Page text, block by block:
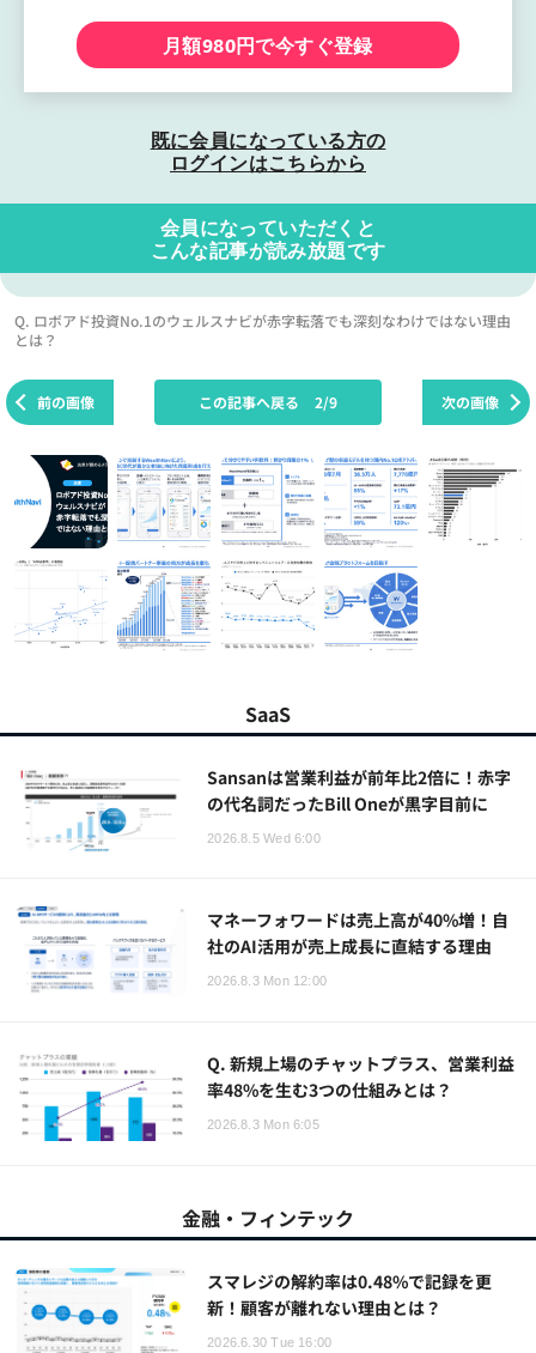
月額980円で今すぐ登録
既に会員になっている方の
ログインはこちらから
会員になっていただくと
こんな記事が読み放題です
Q. ロボアド投資No.1のウェルスナビが赤字転落でも深刻なわけではない理由
とは？
前の画像 次の画像
この記事へ戻る 2/9
SaaS
Sansanは営業利益が前年比2倍に！赤字
の代名詞だったBill Oneが黒字目前に
2026.8.5 Wed 6:00
マネーフォワードは売上高が40%増！自
社のAI活用が売上成長に直結する理由
2026.8.3 Mon 12:00
Q. 新規上場のチャットプラス、営業利益
率48%を生む3つの仕組みとは？
2026.8.3 Mon 6:05
金融・フィンテック
スマレジの解約率は0.48%で記録を更
新！顧客が離れない理由とは？
2026.6.30 Tue 16:00